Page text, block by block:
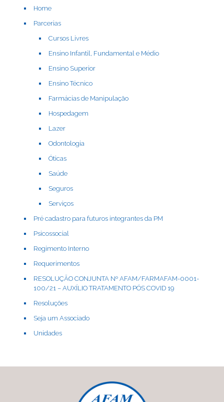
Home
Parcerias
Cursos Livres
Ensino Infantil, Fundamental e Médio
Ensino Superior
Ensino Técnico
Farmácias de Manipulação
Hospedagem
Lazer
Odontologia
Óticas
Saúde
Seguros
Serviços
Pré cadastro para futuros integrantes da PM
Psicossocial
Regimento Interno
Requerimentos
RESOLUÇÃO CONJUNTA Nº AFAM/FARMAFAM-0001-
100/21 – AUXÍLIO TRATAMENTO PÓS COVID 19
Resoluções
Seja um Associado
Unidades